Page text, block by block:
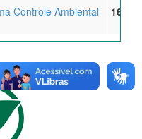
Controle Ambiental 16/